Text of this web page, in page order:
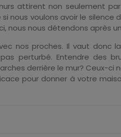
attirent non seulement
nous voulons avoir le silence
nous nous détendons après
nos proches. Il vaut donc
perturbé. Entendre des
derrière le mur? Ceux-ci
pour donner à votre